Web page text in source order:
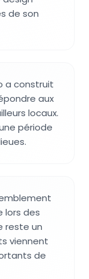
de son
a construit
aux
locaux.
période
lors des
reste un
viennent
de